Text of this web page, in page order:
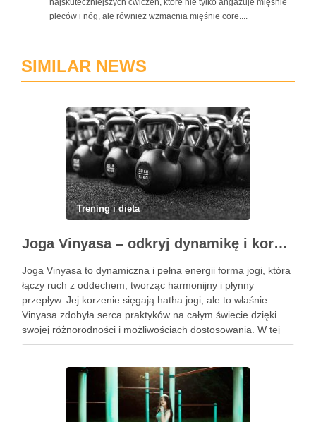
najskuteczniejszych ćwiczeń, które nie tylko angażuje mięśnie
pleców i nóg, ale również wzmacnia mięśnie core....
SIMILAR NEWS
Trening i dieta
Joga Vinyasa – odkryj dynamikę i korzyści tej praktyki
Joga Vinyasa to dynamiczna i pełna energii forma jogi, która
łączy ruch z oddechem, tworząc harmonijny i płynny
przepływ. Jej korzenie sięgają hatha jogi, ale to właśnie
Vinyasa zdobyła serca praktyków na całym świecie dzięki
swojej różnorodności i możliwościach dostosowania. W tej
praktyce każdy ruch jest zsynchronizowany z oddechem, co